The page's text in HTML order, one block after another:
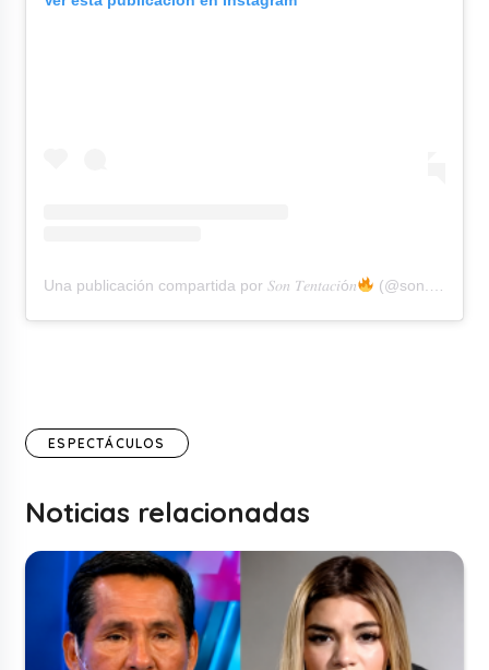
Una publicación compartida por 𝑆𝑜𝑛 𝑇𝑒𝑛𝑡𝑎𝑐𝑖ó𝑛 (@son.tentacion)
ESPECTÁCULOS
Noticias relacionadas